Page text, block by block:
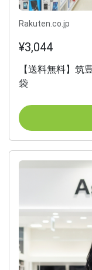
Rakuten.co.jp
¥3,044
【送料無料】筑
袋